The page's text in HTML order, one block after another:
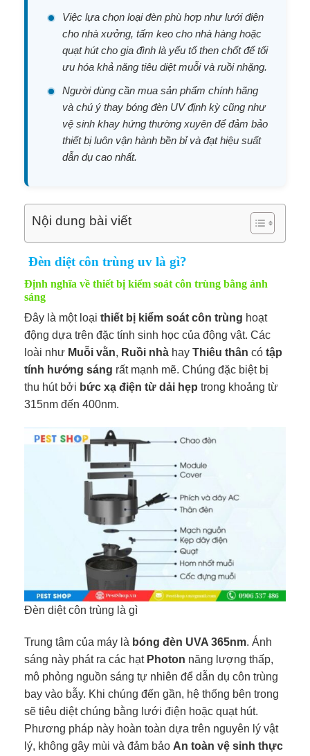
Việc lựa chọn loại đèn phù hợp như lưới điện
cho nhà xưởng, tấm keo cho nhà hàng hoặc
quạt hút cho gia đình là yếu tố then chốt để tối
ưu hóa khả năng tiêu diệt muỗi và ruồi nhặng.
Người dùng cần mua sản phẩm chính hãng
và chú ý thay bóng đèn UV định kỳ cũng như
vệ sinh khay hứng thường xuyên để đảm bảo
thiết bị luôn vận hành bền bỉ và đạt hiệu suất
dẫn dụ cao nhất.
Nội dung bài viết
Đèn diệt côn trùng uv là gì?
Định nghĩa về thiết bị kiểm soát côn trùng bằng ánh
sáng
Đây là một loại thiết bị kiểm soát côn trùng hoạt
động dựa trên đặc tính sinh học của động vật. Các
loài như Muỗi vằn, Ruồi nhà hay Thiêu thân có tập
tính hướng sáng rất mạnh mẽ. Chúng đặc biệt bị
thu hút bởi bức xạ điện từ dải hẹp trong khoảng từ
315nm đến 400nm.
Đèn diệt côn trùng là gì
Trung tâm của máy là bóng đèn UVA 365nm. Ánh
sáng này phát ra các hạt Photon năng lượng thấp,
mô phỏng nguồn sáng tự nhiên để dẫn dụ côn trùng
bay vào bẫy. Khi chúng đến gần, hệ thống bên trong
sẽ tiêu diệt chúng bằng lưới điện hoặc quạt hút.
Phương pháp này hoàn toàn dựa trên nguyên lý vật
lý, không gây mùi và đảm bảo An toàn vệ sinh thực